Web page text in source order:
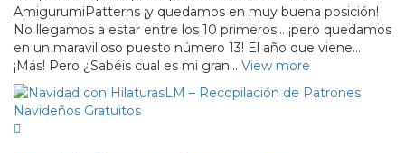
AmigurumiPatterns ¡y quedamos en muy buena posición!
No llegamos a estar entre los 10 primeros… ¡pero quedamos
en un maravilloso puesto número 13! El año que viene…
¡Más! Pero ¿Sabéis cual es mi gran… View more